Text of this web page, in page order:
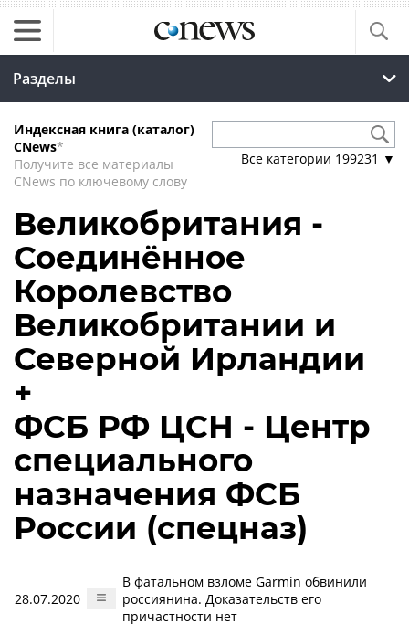
Разделы
Индексная книга (каталог)
CNews*
Получите все материалы
CNews по ключевому слову
Все категории 199231 ▼
Великобритания -
Соединённое
Королевство
Великобритании и
Северной Ирландии
+
ФСБ РФ ЦСН - Центр
специального
назначения ФСБ
России (спецназ)
28.07.2020
В фатальном взломе Garmin обвинили
россиянина. Доказательств его
причастности нет